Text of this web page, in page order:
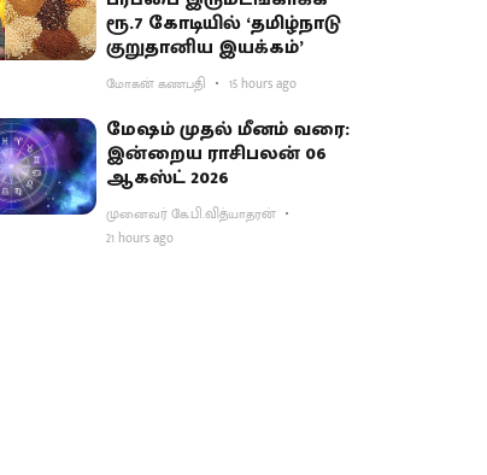
ரூ.7 கோடியில் ‘தமிழ்நாடு
குறுதானிய இயக்கம்’
மோகன் கணபதி 15 hours ago
மேஷம் முதல் மீனம் வரை:
இன்றைய ராசிபலன் 06
ஆகஸ்ட் 2026
முனைவர் கே.பி.வித்யாதரன்
21 hours ago